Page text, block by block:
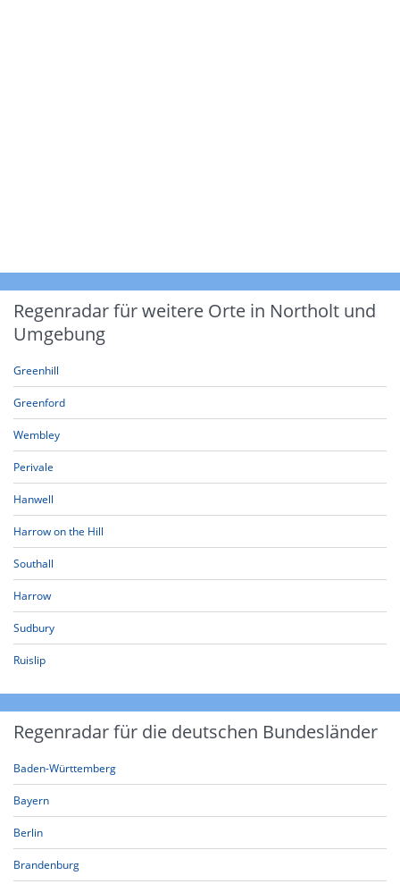
Regenradar für weitere Orte in Northolt und
Umgebung
Greenhill
Greenford
Wembley
Perivale
Hanwell
Harrow on the Hill
Southall
Harrow
Sudbury
Ruislip
Regenradar für die deutschen Bundesländer
Baden-Württemberg
Bayern
Berlin
Brandenburg